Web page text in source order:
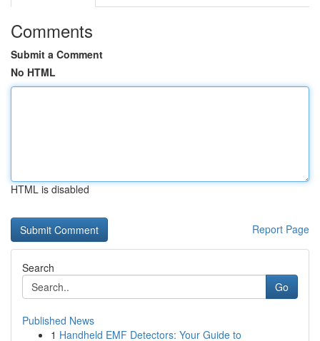
Comments
Submit a Comment
No HTML
HTML is disabled
Report Page
Search
Go
Published News
1 Handheld EMF Detectors: Your Guide to